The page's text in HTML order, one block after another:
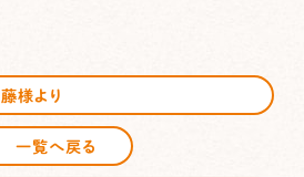
様より
一覧へ戻る